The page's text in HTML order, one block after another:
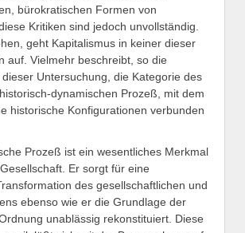
bürokratischen Formen von
Kritiken sind jedoch unvollständig.
geht Kapitalismus in keiner dieser
auf. Vielmehr beschreibt, so die
Untersuchung, die Kategorie des
dynamischen Prozeß, mit dem
historische Konfigurationen verbunden
Prozeß ist ein wesentliches Merkmal
Er sorgt für eine
des gesellschaftlichen und
ebenso wie er die Grundlage der
unablässig rekonstituiert. Diese